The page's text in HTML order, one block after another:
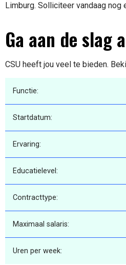
Limburg. Solliciteer vandaag
Ga aan de slag
CSU heeft jou veel te bieden.
Functie:
Startdatum:
Ervaring:
Educatielevel:
Contracttype:
Maximaal salaris:
Uren per week: